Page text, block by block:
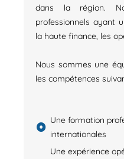
dans la région.
professionnels ayant
la haute finance, les
Nous sommes une
les compétences
Une formation
internationales
Une expérience